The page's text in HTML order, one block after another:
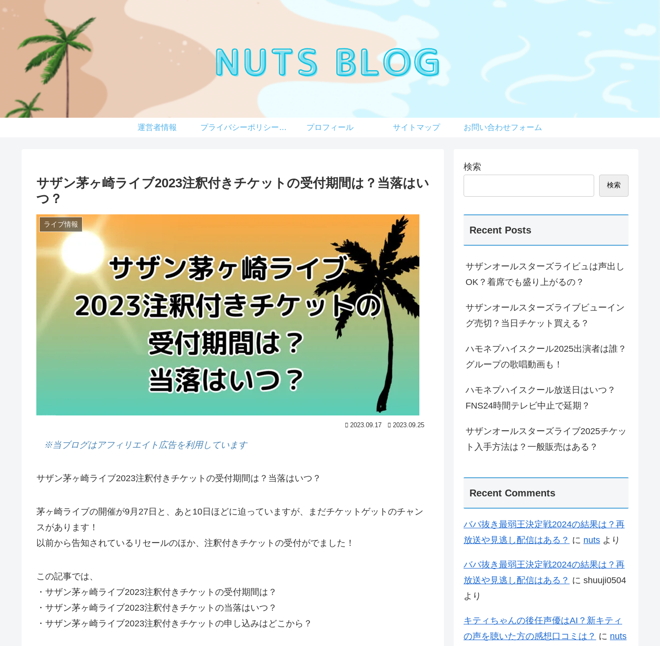
運営者情報 プライバシーポリシー（改正電気通信事業法・外部送信規律に関する事項を含む） プロフィール サイトマップ お問い合わせフォーム
サザン茅ヶ崎ライブ2023注釈付きチケットの受付期間は？当落はい
つ？
ライブ情報
2023.09.17 2023.09.25
※当ブログはアフィリエイト広告を利用しています
サザン茅ヶ崎ライブ2023注釈付きチケットの受付期間は？当落はいつ？
茅ヶ崎ライブの開催が9月27日と、あと10日ほどに迫っていますが、まだチケットゲットのチャン
スがあります！
以前から告知されているリセールのほか、注釈付きチケットの受付がでました！
この記事では、
・サザン茅ヶ崎ライブ2023注釈付きチケットの受付期間は？
・サザン茅ヶ崎ライブ2023注釈付きチケットの当落はいつ？
・サザン茅ヶ崎ライブ2023注釈付きチケットの申し込みはどこから？
検索
検索
Recent Posts
サザンオールスターズライビュは声出し
OK？着席でも盛り上がるの？
サザンオールスターズライブビューイン
グ売切？当日チケット買える？
ハモネプハイスクール2025出演者は誰？
グループの歌唱動画も！
ハモネプハイスクール放送日はいつ？
FNS24時間テレビ中止で延期？
サザンオールスターズライブ2025チケッ
ト入手方法は？一般販売はある？
Recent Comments
ババ抜き最弱王決定戦2024の結果は？再
放送や見逃し配信はある？ に nuts より
ババ抜き最弱王決定戦2024の結果は？再
放送や見逃し配信はある？ に shuuji0504
より
キティちゃんの後任声優はAI？新キティ
の声を聴いた方の感想口コミは？ に nuts